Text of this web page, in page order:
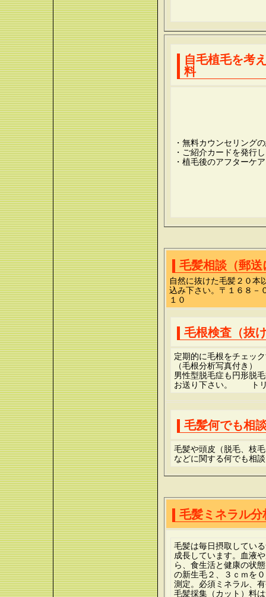
自毛植毛を考
料
・無料カウンセリング
・ご紹介カードを発行
・植毛後のアフターケア
毛髪相談（郵
自然に抜けた毛髪２０本
込み下さい。〒１６８
１０
毛根検査（抜
定期的に毛根をチェッ
（毛根分析写真付き）
男性型脱毛症も円形脱
お送り下さい。 トリ
毛髪何でも相
毛髪や頭皮（脱毛、枝
などに関する何でも相
毛髪ミネラル
毛髪は毎日摂取してい
成長しています。血液
ら、食生活と健康の状
の新生毛２、３ｃｍを
測定。必須ミネラル、
毛髪採集（カット）料